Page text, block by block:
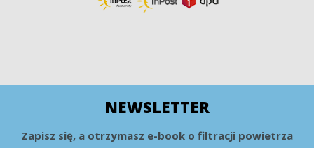
NEWSLETTER
Zapisz się, a otrzymasz e-book o filtracji powietrza